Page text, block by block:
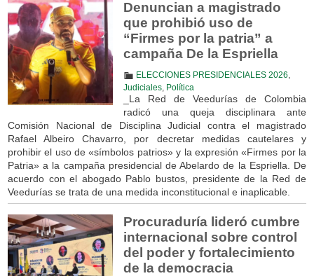
Denuncian a magistrado
que prohibió uso de
“Firmes por la patria” a
campaña De la Espriella
ELECCIONES PRESIDENCIALES 2026
Judiciales, Política
_La Red de Veedurías de Colombia
radicó una queja disciplinara ante
Comisión Nacional de Disciplina Judicial contra el magistrado
Rafael Albeiro Chavarro, por decretar medidas cautelares y
prohibir el uso de «símbolos patrios» y la expresión «Firmes por la
Patria» a la campaña presidencial de Abelardo de la Espriella. De
acuerdo con el abogado Pablo bustos, presidente de la Red de
Veedurías se trata de una medida inconstitucional e inaplicable.
Procuraduría lideró cumbre
internacional sobre control
del poder y fortalecimiento
de la democracia